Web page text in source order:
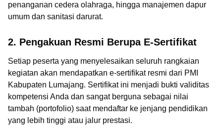
penanganan cedera olahraga, hingga manajemen dapur
umum dan sanitasi darurat.
2. Pengakuan Resmi Berupa E-Sertifikat
Setiap peserta yang menyelesaikan seluruh rangkaian
kegiatan akan mendapatkan e-sertifikat resmi dari PMI
Kabupaten Lumajang. Sertifikat ini menjadi bukti validitas
kompetensi Anda dan sangat berguna sebagai nilai
tambah (portofolio) saat mendaftar ke jenjang pendidikan
yang lebih tinggi atau jalur prestasi.